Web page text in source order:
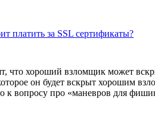
платить за SSL сертификаты?
что хороший взломщик может
он будет вскрыт хорошим
к вопросу про «маневров для